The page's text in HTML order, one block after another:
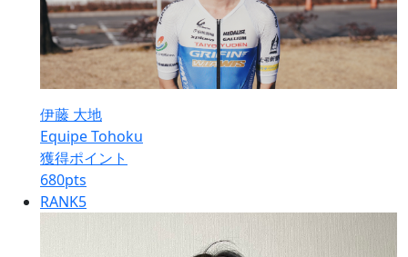
伊藤 大地
Equipe Tohoku
獲得ポイント
680pts
RANK5